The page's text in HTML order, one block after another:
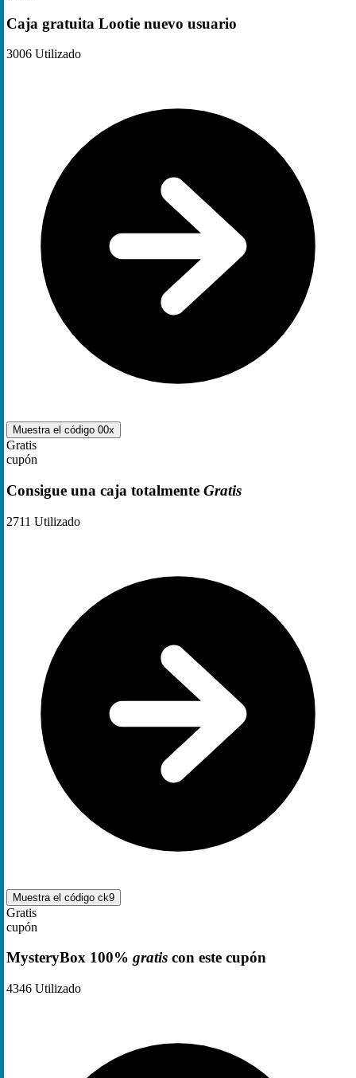
Caja gratuita Lootie nuevo usuario
3006 Utilizado
Muestra el código 00x
Gratis
cupón
Consigue una caja totalmente Gratis
2711 Utilizado
Muestra el código ck9
Gratis
cupón
MysteryBox 100% gratis con este cupón
4346 Utilizado